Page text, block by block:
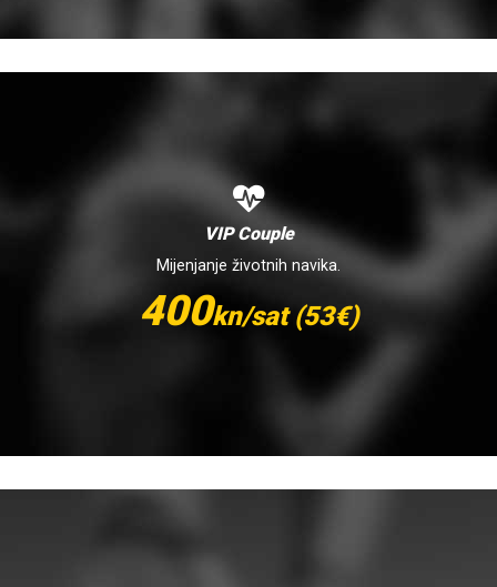
VIP Couple
Mijenjanje životnih navika.
400kn/sat (53€)